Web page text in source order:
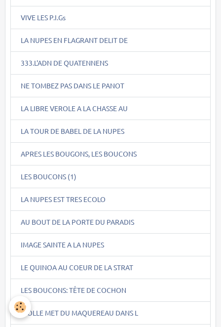
VIVE LES P.I.Gs
LA NUPES EN FLAGRANT DELIT DE
333.L'ADN DE QUATENNENS
NE TOMBEZ PAS DANS LE PANOT
LA LIBRE VEROLE A LA CHASSE AU
LA TOUR DE BABEL DE LA NUPES
APRES LES BOUGONS, LES BOUCONS
LES BOUCONS (1)
LA NUPES EST TRES ECOLO
AU BOUT DE LA PORTE DU PARADIS
IMAGE SAINTE A LA NUPES
LE QUINOA AU COEUR DE LA STRAT
LES BOUCONS: TÊTE DE COCHON
PIOLLE MET DU MAQUEREAU DANS L